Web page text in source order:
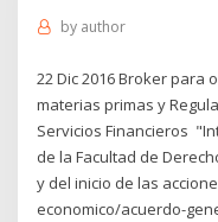
by author
22 Dic 2016 Broker para
materias primas y
Servicios Financieros
de la Facultad de
y del inicio de las
economico/acuerdo-